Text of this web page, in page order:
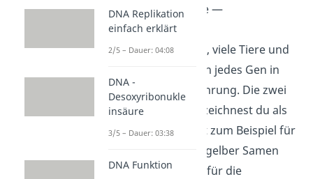
oder Blütenfarbe —
verantwortlich.
Allel: Menschen, viele Tiere und
Pflanzen besitzen jedes Gen in
doppelter Ausführung. Die zwei
„Genkopien“ bezeichnest du als
Allele. Ein Allel ist zum Beispiel für
die Ausprägung gelber Samen
und ein anderes für die
DNA Replikation
einfach erklärt
2/5 – Dauer: 04:08
DNA -
Desoxyribonukle
insäure
3/5 – Dauer: 03:38
DNA Funktion